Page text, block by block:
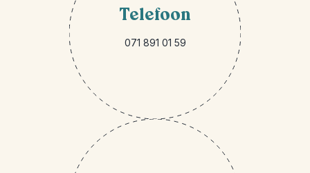
Telefoon
071 891 01 59